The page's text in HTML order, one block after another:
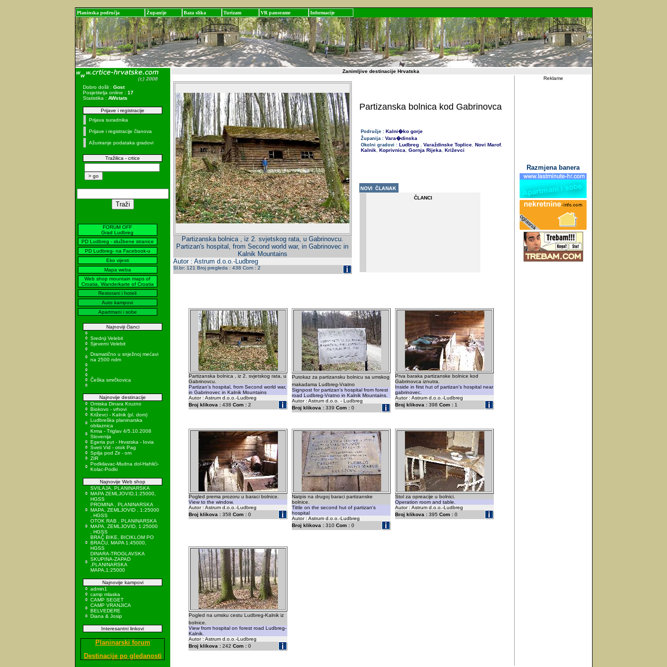
Planinska područja Županije Baza slika Turizam VR panorame Informacije
Dobro došli : Gost
Posjetitelja online : 17
Statistika : AWstats
Prijave i registracije
Prijava suradnika
Prijave i registracije članova
Ažuriranje podataka gradovi
Tražilica - crtice
FORUM OFF
Grad Ludbreg
PD Ludbreg - službene stranice
PD Ludbreg- na Facebook-u
Eko vijesti
Mapa weba
Web shop mountain maps of
Croatia, Wanderkarte of Croatia
Restorani i hoteli
Auto kampovi
Apartmani i sobe
Najnoviji članci
Srednji Velebit
Sjeverni Velebit
Dramatično u snježnoj mećavi
na 2500 ndm
Češka smrčkovica
Najnovije destinacije
Omiska Dinara Kruzno
Biokovo - vrhovi
Križevci - Kalnik (pl. dom)
Ludbreška planinarska
obilaznica
Krma - Triglav 4/5.10.2008
Slovenija
Egeria put - Hrvatska - Iovia
Sveti Vid - otok Pag
Spilja pod Zir - om
ZIR
Podkilavac-Mudna dol-Hahlići-
Kolac-Podki
Najnovije Web shop
SVILAJA, PLANINARSKA
MAPA ZEMLJOVID,1:25000,
HGSS
PROMINA , PLANINARSKA
MAPA, ZEMLJOVID , 1:25000
, HGSS
OTOK RAB , PLANINARSKA
MAPA, ZEMLJOVID, 1:25000
, HGSS
BRAČ BIKE, BICIKLOM PO
BRAČU, MAPA 1:45000,
HGSS
DINARA-TROGLAVSKA
SKUPINA-ZAPAD
,PLANINARSKA
MAPA,1:25000
Najnovije kampovi
admin1
camp mlaska
CAMP SEGET
CAMP VRANJICA
BELVEDERE
Diana & Josip
Interesantni linkovi
Planinarski forum
Destinacije po gledanosti
Zanimljive destinacije Hrvatska
Partizanska bolnica , iz 2. svjetskog rata, u Gabrinovcu.
Partizan's hospital, from Second world war, in Gabrinovec in
Kalnik Mountains
Autor : Astrum d.o.o.-Ludbreg
Sl.br: 121 Broj pregleda : 438 Com : 2
Partizanska bolnica kod Gabrinovca
Područje : Kalni�ko gorje
Županija : Vara�dinska
Okolni gradovi : Ludbreg , Varaždinske Toplice, Novi Marof,
Kalnik, Koprivnica, Gornja Rijeka, Križevci
ČLANCI
Partizanska bolnica , iz 2. svjetskog rata, u
Gabrinovcu.
Partizan's hospital, from Second world war,
in Gabrinovec in Kalnik Mountains
Autor : Astrum d.o.o.-Ludbreg
Broj klikova : 438 Com : 2
Putokaz za partizansku bolnicu sa umskog
makadama Ludbreg-Vratno
Signpost for partizan's hospital from forest
road Ludbreg-Vratno in Kalnik Mountains.
Autor : Astrum d.o.o. - Ludbreg
Broj klikova : 339 Com : 0
Prva baraka partizanske bolnice kod
Gabrinovca iznutra.
Inside in first hut of partizan's hospital near
gabrinovec.
Autor : Astrum d.o.o.-Ludbreg
Broj klikova : 398 Com : 1
Pogled prema prozoru u baraci bolnice.
View to the window.
Autor : Astrum d.o.o.-Ludbreg
Broj klikova : 358 Com : 0
Natpis na drugoj baraci partizanske
bolnice.
Tittle on the second hut of partizan's
hospital
Autor : Astrum d.o.o.-Ludbreg
Broj klikova : 310 Com : 0
Stol za opreacije u bolnici.
Operation room and table.
Autor : Astrum d.o.o.-Ludbreg
Broj klikova : 395 Com : 0
Pogled na umsku cestu Ludbreg-Kalnik iz
bolnice.
View from hospital on forest road Ludbreg-
Kalnik.
Autor : Astrum d.o.o.-Ludbreg
Broj klikova : 242 Com : 0
Reklame
Razmjena banera